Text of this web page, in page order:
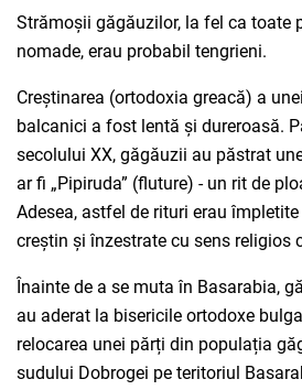
Strămoșii găgăuzilor, la fel ca toate
nomade, erau probabil tengrieni.
Creștinarea (ortodoxia greacă) a
balcanici a fost lentă și dureroasă.
secolului XX, găgăuzii au păstrat
ar fi „Pipiruda” (fluture) - un rit de
Adesea, astfel de rituri erau
creștin și înzestrate cu sens religios
Înainte de a se muta în Basarabia,
au aderat la bisericile ortodoxe
relocarea unei părți din populația
sudului Dobrogei pe teritoriul